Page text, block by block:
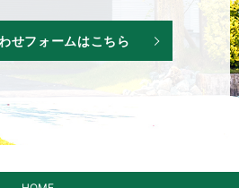
せフォームはこちら